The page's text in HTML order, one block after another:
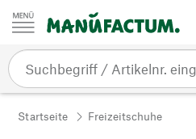
Zum Inhalt springen
Startseite Freizeitschuhe